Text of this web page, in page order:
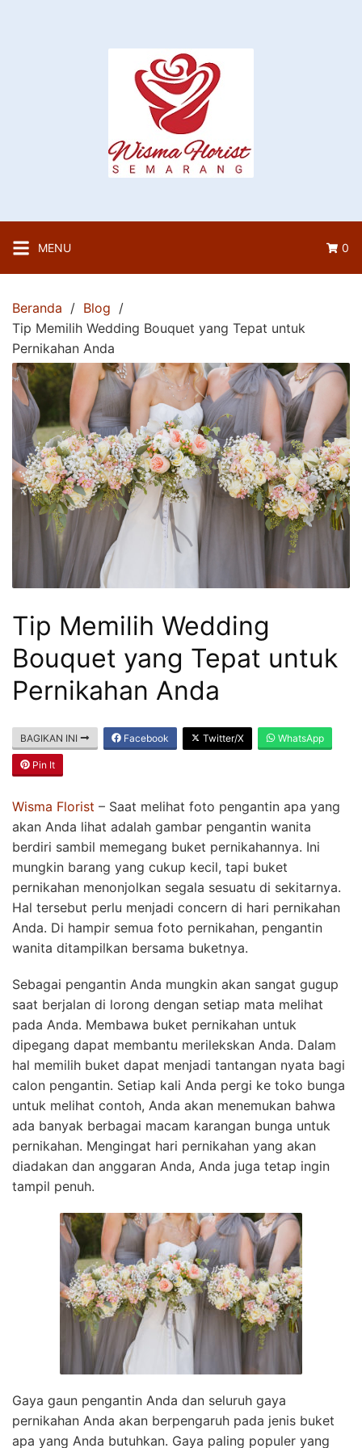
MENU 0
Beranda
Blog
Tip Memilih Wedding Bouquet yang Tepat untuk
Pernikahan Anda
Tip Memilih Wedding
Bouquet yang Tepat untuk
Pernikahan Anda
BAGIKAN INI Facebook Twitter/X WhatsApp
Pin It
Wisma Florist – Saat melihat foto pengantin apa yang
akan Anda lihat adalah gambar pengantin wanita
berdiri sambil memegang buket pernikahannya. Ini
mungkin barang yang cukup kecil, tapi buket
pernikahan menonjolkan segala sesuatu di sekitarnya.
Hal tersebut perlu menjadi concern di hari pernikahan
Anda. Di hampir semua foto pernikahan, pengantin
wanita ditampilkan bersama buketnya.
Sebagai pengantin Anda mungkin akan sangat gugup
saat berjalan di lorong dengan setiap mata melihat
pada Anda. Membawa buket pernikahan untuk
dipegang dapat membantu merilekskan Anda. Dalam
hal memilih buket dapat menjadi tantangan nyata bagi
calon pengantin. Setiap kali Anda pergi ke toko bunga
untuk melihat contoh, Anda akan menemukan bahwa
ada banyak berbagai macam karangan bunga untuk
pernikahan. Mengingat hari pernikahan yang akan
diadakan dan anggaran Anda, Anda juga tetap ingin
tampil penuh.
Gaya gaun pengantin Anda dan seluruh gaya
pernikahan Anda akan berpengaruh pada jenis buket
apa yang Anda butuhkan. Gaya paling populer yang